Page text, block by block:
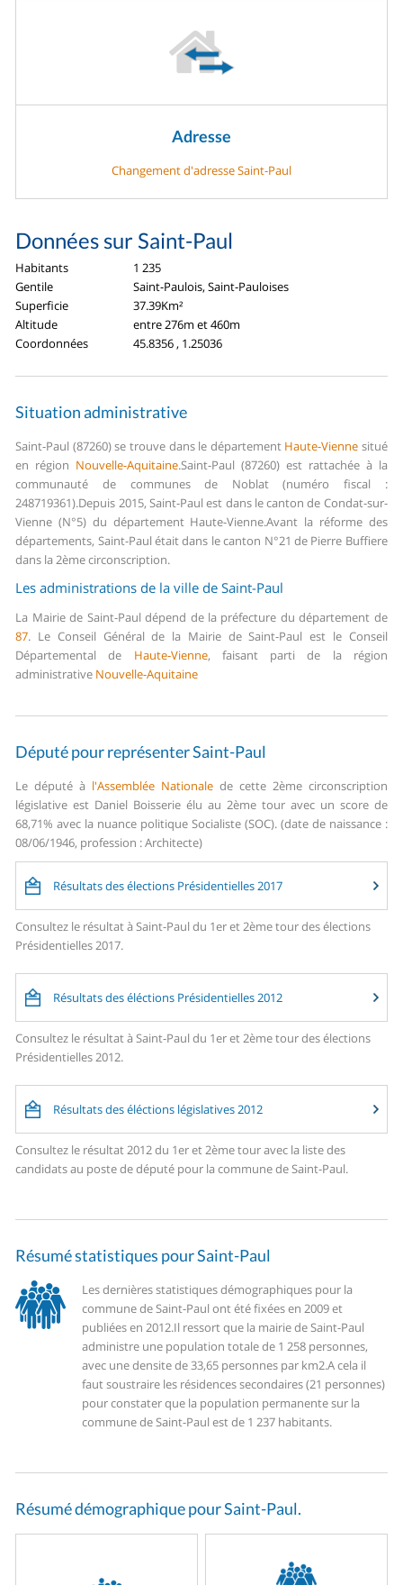
Adresse
Changement d'adresse Saint-Paul
Données sur Saint-Paul
Habitants
1 235
Gentile
Saint-Paulois, Saint-Pauloises
Superficie
37.39Km²
Altitude
entre 276m et 460m
Coordonnées
45.8356 , 1.25036
Situation administrative
Saint-Paul (87260) se trouve dans le département Haute-Vienne situé
en région Nouvelle-Aquitaine.Saint-Paul (87260) est rattachée à la
communauté de communes de Noblat (numéro fiscal :
248719361).Depuis 2015, Saint-Paul est dans le canton de Condat-sur-
Vienne (N°5) du département Haute-Vienne.Avant la réforme des
départements, Saint-Paul était dans le canton N°21 de Pierre Buffiere
dans la 2ème circonscription.
Les administrations de la ville de Saint-Paul
La Mairie de Saint-Paul dépend de la préfecture du département de
87. Le Conseil Général de la Mairie de Saint-Paul est le Conseil
Départemental de Haute-Vienne, faisant parti de la région
administrative Nouvelle-Aquitaine
Député pour représenter Saint-Paul
Le député à l'Assemblée Nationale de cette 2ème circonscription
législative est Daniel Boisserie élu au 2ème tour avec un score de
68,71% avec la nuance politique Socialiste (SOC). (date de naissance :
08/06/1946, profession : Architecte)
Résultats des élections Présidentielles 2017
Consultez le résultat à Saint-Paul du 1er et 2ème tour des élections
Présidentielles 2017.
Résultats des éléctions Présidentielles 2012
Consultez le résultat à Saint-Paul du 1er et 2ème tour des élections
Présidentielles 2012.
Résultats des éléctions législatives 2012
Consultez le résultat 2012 du 1er et 2ème tour avec la liste des
candidats au poste de député pour la commune de Saint-Paul.
Résumé statistiques pour Saint-Paul
Les dernières statistiques démographiques pour la
commune de Saint-Paul ont été fixées en 2009 et
publiées en 2012.Il ressort que la mairie de Saint-Paul
administre une population totale de 1 258 personnes,
avec une densite de 33,65 personnes par km2.A cela il
faut soustraire les résidences secondaires (21 personnes)
pour constater que la population permanente sur la
commune de Saint-Paul est de 1 237 habitants.
Résumé démographique pour Saint-Paul.